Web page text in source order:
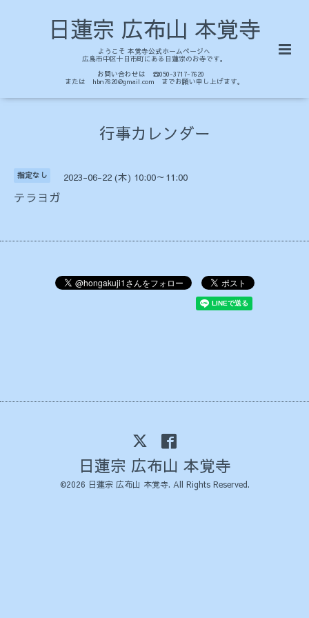
日蓮宗 広布山 本覚寺
ようこそ 本覚寺公式ホームページへ
広島市中区十日市町にある日蓮宗のお寺です。
お問い合わせは ☎050-3717-7620
または hbn7620@gmail.com までお願い申し上げます。
行事カレンダー
指定なし 2023-06-22 (木) 10:00～11:00
テラヨガ
日蓮宗 広布山 本覚寺
©2026 日蓮宗 広布山 本覚寺. All Rights Reserved.